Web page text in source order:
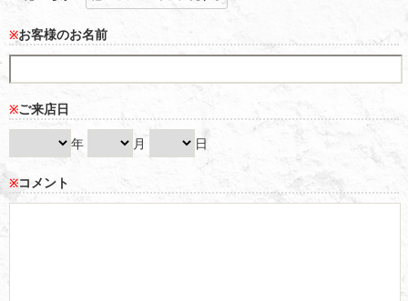
※お客様のお名前
※ご来店日
年 月 日
※コメント